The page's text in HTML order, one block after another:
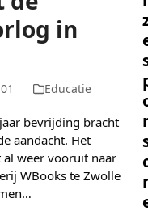
in
Educatie
bevrijding bracht
aandacht. Het
al weer vooruit naar
WBooks te Zwolle